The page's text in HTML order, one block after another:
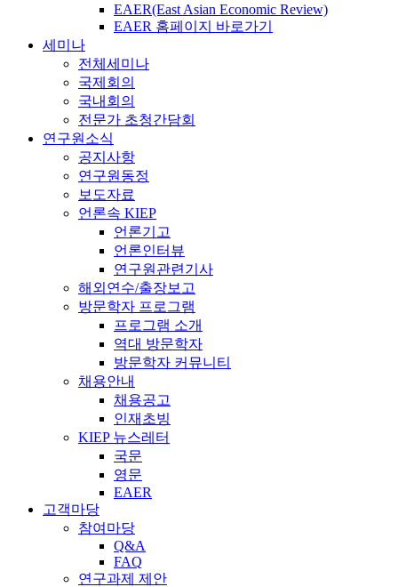
EAER(East Asian Economic Review)
EAER 홈페이지 바로가기
세미나
전체세미나
국제회의
국내회의
전문가 초청간담회
연구원소식
공지사항
연구원동정
보도자료
언론속 KIEP
언론기고
언론인터뷰
연구원관련기사
해외연수/출장보고
방문학자 프로그램
프로그램 소개
역대 방문학자
방문학자 커뮤니티
채용안내
채용공고
인재초빙
KIEP 뉴스레터
국문
영문
EAER
고객마당
참여마당
Q&A
FAQ
연구과제 제안